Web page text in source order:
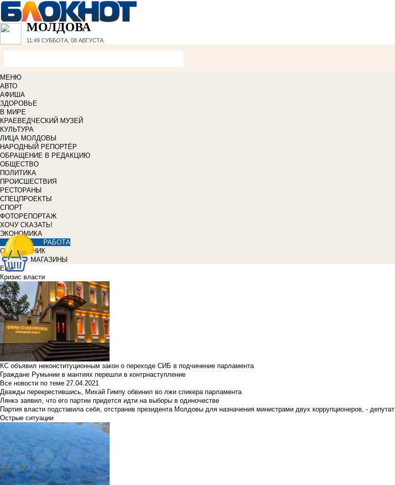
МОЛДОВА
11:49 СУББОТА, 08 АВГУСТА
МЕНЮ
АВТО
АФИША
ЗДОРОВЬЕ
В МИРЕ
КРАЕВЕДЧЕСКИЙ МУЗЕЙ
КУЛЬТУРА
ЛИЦА МОЛДОВЫ
НАРОДНЫЙ РЕПОРТЁР
ОБРАЩЕНИЕ В РЕДАКЦИЮ
ОБЩЕСТВО
ПОЛИТИКА
ПРОИСШЕСТВИЯ
РЕСТОРАНЫ
СПЕЦПРОЕКТЫ
СПОРТ
ФОТОРЕПОРТАЖ
ХОЧУ СКАЗАТЬ!
ЭКОНОМИКА
РАБОТА
СПРАВОЧНИК
МАГАЗИНЫ
Еще
Кризис власти
КС объявил неконституционным закон о переходе СИБ в подчинение парламента
Граждане Румынии в мантиях перешли в контрнаступление
Все новости по теме 27.04.2021
Дважды перекрестившись, Михай Гимпу обвинил во лжи спикера парламента
Лянкэ заявил, что его партии придется идти на выборы в одиночестве
Партия власти подставила себя, отстранив президента Молдовы для назначения министрами двух коррупционеров, - депутат
Острые ситуации